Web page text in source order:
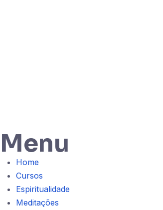
Menu
Home
Cursos
Espiritualidade
Meditações